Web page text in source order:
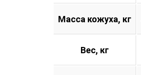
Масса кожуха, кг
Вес, кг